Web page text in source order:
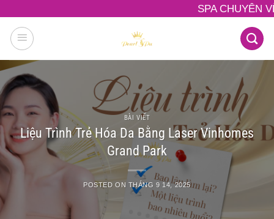
content
SPA CHUYÊN VỀ ĐIỀU TRỊ
BÀI VIẾT
Liệu Trình Trẻ Hóa Da Bằng Laser Vinhomes
Grand Park
POSTED ON THÁNG 9 14, 2025